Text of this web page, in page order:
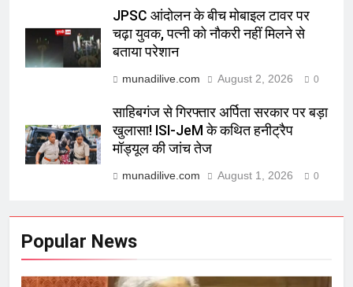
JPSC आंदोलन के बीच मोबाइल टावर पर
चढ़ा युवक, पत्नी को नौकरी नहीं मिलने से
बताया परेशान
munadilive.com August 2, 2026 0
साहिबगंज से गिरफ्तार अर्पिता सरकार पर बड़ा
खुलासा! ISI-JeM के कथित हनीट्रैप
मॉड्यूल की जांच तेज
munadilive.com August 1, 2026 0
Popular News